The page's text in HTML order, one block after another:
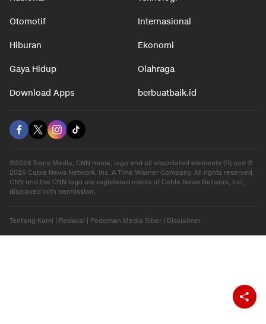
Otomotif Internasional
Hiburan Ekonomi
Gaya Hidup Olahraga
Download Apps berbuatbaik.id
©2026 Trans Media, CNN name, logo and all associated elements (R) and ©
2026 Cable News Network, Inc. A Time Warner Company. All rights reserved.
CNN and the CNN logo are registered marks of Cable News Network, Inc.,
displayed with permission.
Tentang Kami | Redaksi | Pedoman Media Siber | Disclaimer